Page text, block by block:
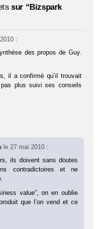
sur “Bizspark
:
des propos de Guy.
il a confirmé qu’il trouvait
pas plus suivi ses conseils
le 27 mai 2010 :
ils doivent sans doutes
contradictoires et ne
value”, on en oublie
que l’on vend et ce